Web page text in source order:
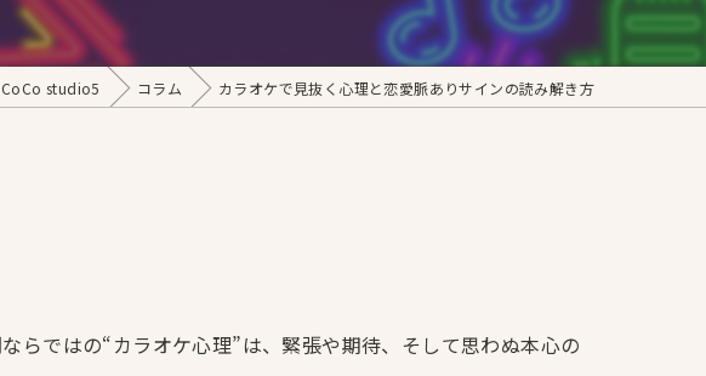
CoCo studio5 コラム カラオケで見抜く心理と恋愛脈ありサインの読み解き方
らではの“カラオケ心理”は、緊張や期待、そして思わぬ本心の